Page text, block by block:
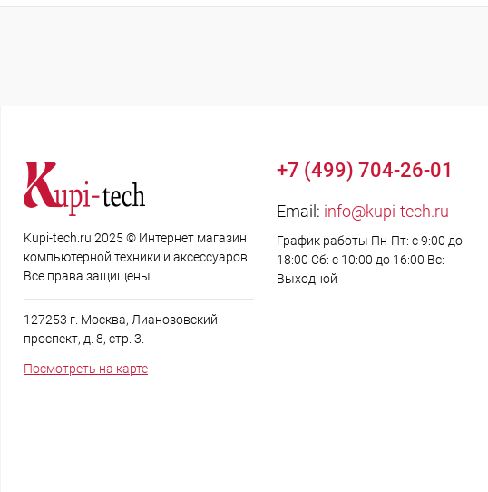
Kupi-tech.ru 2025 © Интернет магазин
компьютерной техники и аксессуаров.
Все права защищены.
127253 г. Москва, Лианозовский
проспект, д. 8, стр. 3.
Посмотреть на карте
+7 (499) 704-26-01
Email: info@kupi-tech.ru
График работы Пн-Пт: с 9:00 до
18:00 Сб: с 10:00 до 16:00 Вс:
Выходной